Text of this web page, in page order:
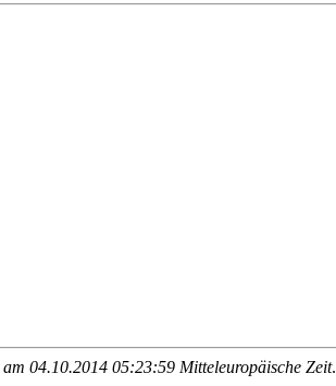
am 04.10.2014 05:23:59 Mitteleuropäische Zeit.